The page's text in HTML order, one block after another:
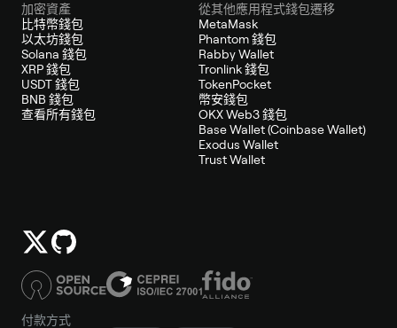
加密資產
比特幣錢包
以太坊錢包
Solana 錢包
XRP 錢包
USDT 錢包
BNB 錢包
查看所有錢包
從其他應用程式錢包遷移
MetaMask
Phantom 錢包
Rabby Wallet
Tronlink 錢包
TokenPocket
幣安錢包
OKX Web3 錢包
Base Wallet (Coinbase Wallet)
Exodus Wallet
Trust Wallet
付款方式